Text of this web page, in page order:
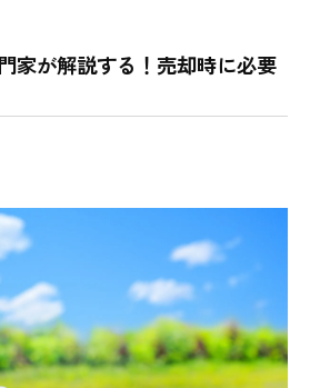
家が解説する！売却時に必要